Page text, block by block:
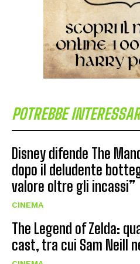
POTREBBE
Disney difende The
dopo il deludente
valore oltre gli incassi”
CINEMA
The Legend of Zelda:
cast, tra cui Sam Neill